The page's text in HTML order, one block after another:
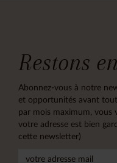
Restons
Abonnez-vous à notre
et opportunités avant
par mois maximum, vous
votre adresse est bien
cette newsletter)